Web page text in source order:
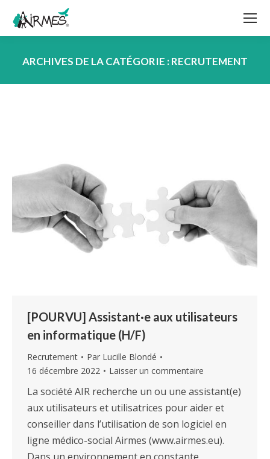
ARCHIVES DE LA CATÉGORIE :RECRUTEMENT
[POURVU] Assistant·e aux utilisateurs
en informatique (H/F)
Recrutement Par Lucille Blondé
16 décembre 2022
Laisser un commentaire
La société AIR recherche un ou une assistant(e)
aux utilisateurs et utilisatrices pour aider et
conseiller dans l’utilisation de son logiciel en
ligne médico-social Airmes (www.airmes.eu).